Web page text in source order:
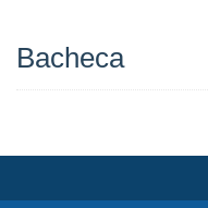
Bacheca